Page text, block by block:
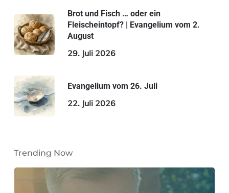
Brot und Fisch … oder ein
Fleischeintopf? | Evangelium vom 2.
August
29. Juli 2026
Evangelium vom 26. Juli
22. Juli 2026
Trending Now